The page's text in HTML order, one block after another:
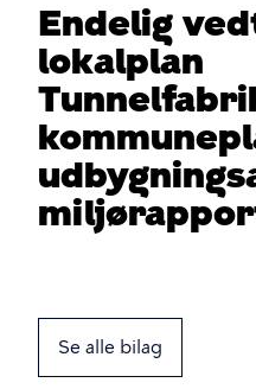
Endelig
lokalplan
Se alle bilag